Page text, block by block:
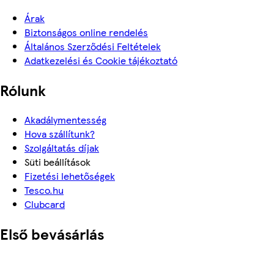
Árak
Biztonságos online rendelés
Általános Szerződési Feltételek
Adatkezelési és Cookie tájékoztató
Rólunk
Akadálymentesség
Hova szállítunk?
Szolgáltatás díjak
Süti beállítások
Fizetési lehetőségek
Tesco.hu
Clubcard
Első bevásárlás